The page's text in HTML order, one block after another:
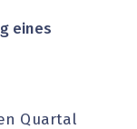
eines
Quartal